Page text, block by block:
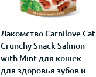
Лакомство Carnilove Cat
Crunchy Snack Salmon
with Mint для кошек
для здоровья зубов и